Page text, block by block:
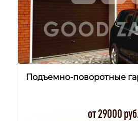
Подъемно-поворотные
от 29000